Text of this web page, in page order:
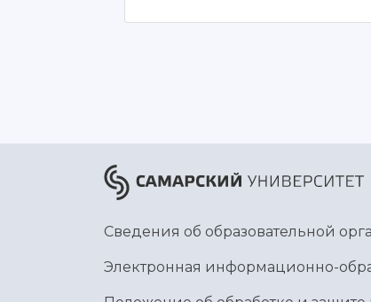
Сведения об образовательной
Электронная информационно-